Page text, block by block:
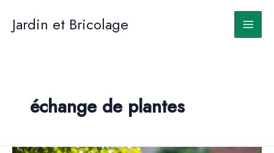
contenu
Jardin et Bricolage
échange de plantes